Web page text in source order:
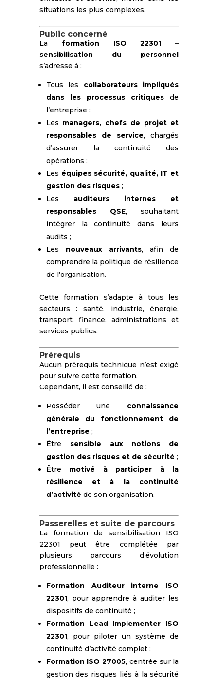
situations les plus complexes.
Public concerné
La formation ISO 22301 –
sensibilisation du personnel
s’adresse à :
Tous les collaborateurs impliqués
dans les processus critiques de
l’entreprise ;
Les managers, chefs de projet et
responsables de service, chargés
d’assurer la continuité des
opérations ;
Les équipes sécurité, qualité, IT et
gestion des risques;
Les auditeurs internes et
responsables QSE, souhaitant
intégrer la continuité dans leurs
audits ;
Les nouveaux arrivants, afin de
comprendre la politique de résilience
de l’organisation.
Cette formation s’adapte à tous les
secteurs : santé, industrie, énergie,
transport, finance, administrations et
services publics.
Prérequis
Aucun prérequis technique n’est exigé
pour suivre cette formation.
Cependant, il est conseillé de :
Posséder une connaissance
générale du fonctionnement de
l’entreprise ;
Être sensible aux notions de
gestion des risques et de sécurité ;
Être motivé à participer à la
résilience et à la continuité
d’activité de son organisation.
Passerelles et suite de parcours
La formation de sensibilisation ISO
22301 peut être complétée par
plusieurs parcours d’évolution
professionnelle :
Formation Auditeur interne ISO
22301, pour apprendre à auditer les
dispositifs de continuité ;
Formation Lead Implementer ISO
22301, pour piloter un système de
continuité d’activité complet ;
Formation ISO 27005, centrée sur la
gestion des risques liés à la sécurité